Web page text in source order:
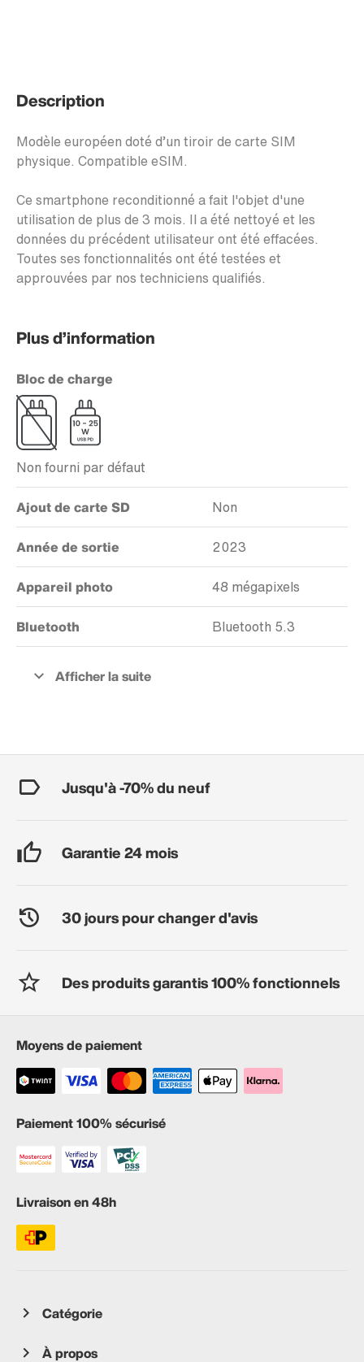
Description
Modèle européen doté d’un tiroir de carte SIM
physique. Compatible eSIM.
Ce smartphone reconditionné a fait l'objet d'une
utilisation de plus de 3 mois. Il a été nettoyé et les
données du précédent utilisateur ont été effacées.
Toutes ses fonctionnalités ont été testées et
approuvées par nos techniciens qualifiés.
Plus d’information
Bloc de charge
Non fourni par défaut
Ajout de carte SD Non
Année de sortie 2023
Appareil photo 48 mégapixels
Bluetooth Bluetooth 5.3
Jusqu'à -70% du neuf
Garantie 24 mois
30 jours pour changer d'avis
Des produits garantis 100% fonctionnels
Moyens de paiement
Paiement 100% sécurisé
Livraison en 48h
Catégorie
À propos